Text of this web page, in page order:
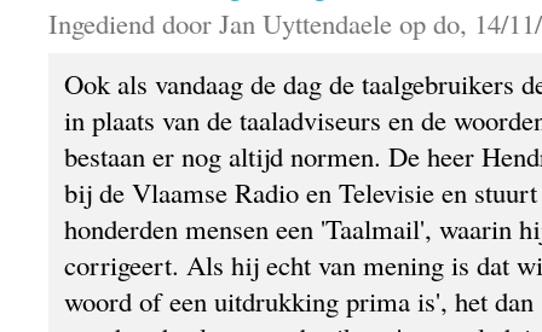
Ingediend door Jan Uyttendaele op do, 14/
Ook als vandaag de dag de taalgebruikers
in plaats van de taaladviseurs en de
bestaan er nog altijd normen. De heer
bij de Vlaamse Radio en Televisie en
honderden mensen een 'Taalmail', waarin
corrigeert. Als hij echt van mening is dat
woord of een uitdrukking prima is', het dan